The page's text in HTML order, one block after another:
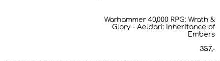
Warhammer 40,000 RPG: Wrath &
Glory - Aeldari: Inheritance of
Embers
357,-